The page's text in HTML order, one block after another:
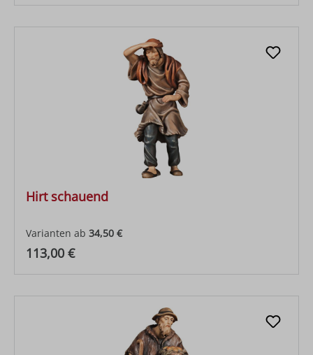
Hirt schauend
Varianten ab 34,50 €
Regulärer Preis:
113,00 €